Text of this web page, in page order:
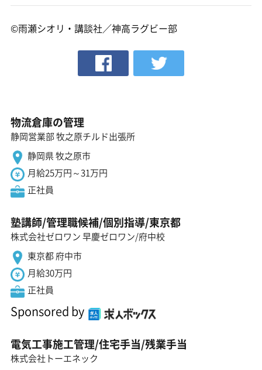
©雨瀬シオリ・講談社／神高ラグビー部
物流倉庫の管理
静岡営業部 牧之原チルド出張所
静岡県 牧之原市
月給25万円～31万円
正社員
塾講師/管理職候補/個別指導/東京都
株式会社ゼロワン 早慶ゼロワン/府中校
東京都 府中市
月給30万円
正社員
Sponsored by
電気工事施工管理/住宅手当/残業手当
株式会社トーエネック